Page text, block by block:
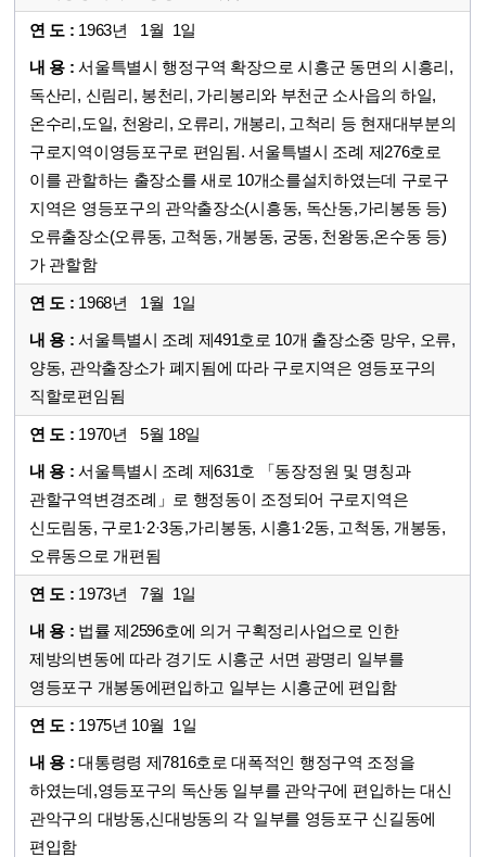
1963년 1월 1일
서울특별시 행정구역 확장으로 시흥군 동면의 시흥리,
독산리, 신림리, 봉천리, 가리봉리와 부천군 소사읍의 하일,
온수리,도일, 천왕리, 오류리, 개봉리, 고척리 등 현재대부분의
구로지역이영등포구로 편임됨. 서울특별시 조례 제276호로
이를 관할하는 출장소를 새로 10개소를설치하였는데 구로구
지역은 영등포구의 관악출장소(시흥동, 독산동,가리봉동 등)
오류출장소(오류동, 고척동, 개봉동, 궁동, 천왕동,온수동 등)
가 관할함
1968년 1월 1일
서울특별시 조례 제491호로 10개 출장소중 망우, 오류,
양동, 관악출장소가 폐지됨에 따라 구로지역은 영등포구의
직할로편임됨
1970년 5월 18일
서울특별시 조례 제631호 「동장정원 및 명칭과
관할구역변경조례」로 행정동이 조정되어 구로지역은
신도림동, 구로1·2·3동,가리봉동, 시흥1·2동, 고척동, 개봉동,
오류동으로 개편됨
1973년 7월 1일
법률 제2596호에 의거 구획정리사업으로 인한
제방의변동에 따라 경기도 시흥군 서면 광명리 일부를
영등포구 개봉동에편입하고 일부는 시흥군에 편입함
1975년 10월 1일
대통령령 제7816호로 대폭적인 행정구역 조정을
하였는데,영등포구의 독산동 일부를 관악구에 편입하는 대신
관악구의 대방동,신대방동의 각 일부를 영등포구 신길동에
편입함